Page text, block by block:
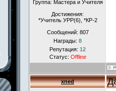
Группа: Мастера и Учителя
Достижения:
*Учитель УРР(6), *КР-2
Сообщений: 807
Награды: 8
Репутация: 12
Статус: Offline
xned